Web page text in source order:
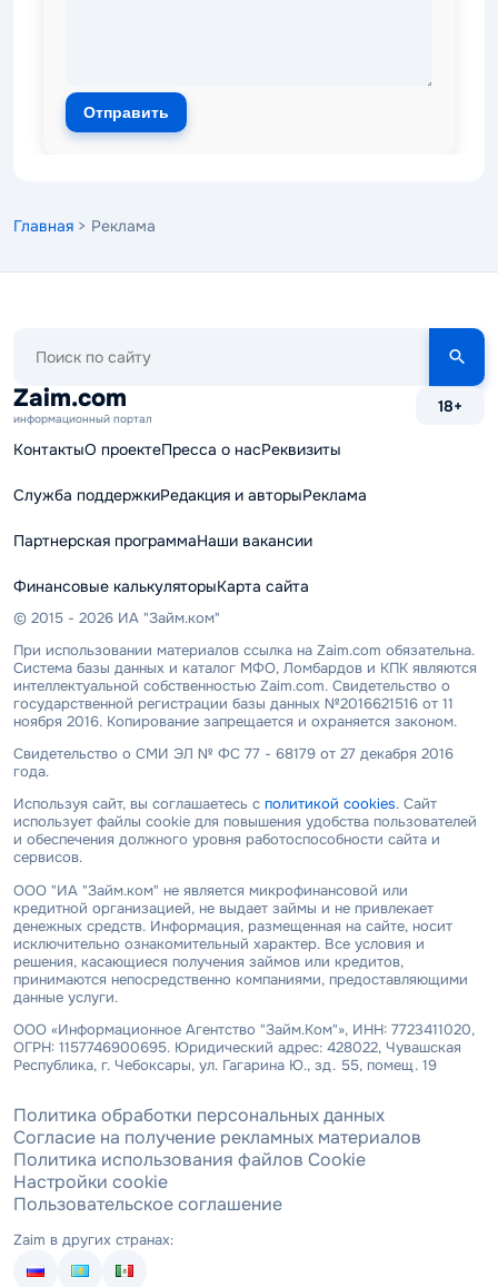
Отправить
Главная > Реклама
сайту
Zaim.com
информационный портал
18+
КонтактыО проектеПресса о насРеквизиты
Служба поддержкиРедакция и авторыРеклама
Партнерская программаНаши вакансии
Финансовые калькуляторыКарта сайта
© 2015 - 2026 ИА "Займ.ком"
При использовании материалов ссылка на Zaim.com обязательна.
Система базы данных и каталог МФО, Ломбардов и КПК являются
интеллектуальной собственностью Zaim.com. Свидетельство о
государственной регистрации базы данных №2016621516 от 11
ноября 2016. Копирование запрещается и охраняется законом.
Свидетельство о СМИ ЭЛ № ФС 77 - 68179 от 27 декабря 2016
года.
Используя сайт, вы соглашаетесь с политикой cookies. Сайт
использует файлы cookie для повышения удобства пользователей
и обеспечения должного уровня работоспособности сайта и
сервисов.
ООО "ИА "Займ.ком" не является микрофинансовой или
кредитной организацией, не выдает займы и не привлекает
денежных средств. Информация, размещенная на сайте, носит
исключительно ознакомительный характер. Все условия и
решения, касающиеся получения займов или кредитов,
принимаются непосредственно компаниями, предоставляющими
данные услуги.
ООО «Информационное Агентство "Займ.Ком"», ИНН: 7723411020,
ОГРН: 1157746900695. Юридический адрес: 428022, Чувашская
Республика, г. Чебоксары, ул. Гагарина Ю., зд. 55, помещ. 19
Политика обработки персональных данных
Согласие на получение рекламных материалов
Политика использования файлов Cookie
Настройки cookie
Пользовательское соглашение
Zaim в других странах: